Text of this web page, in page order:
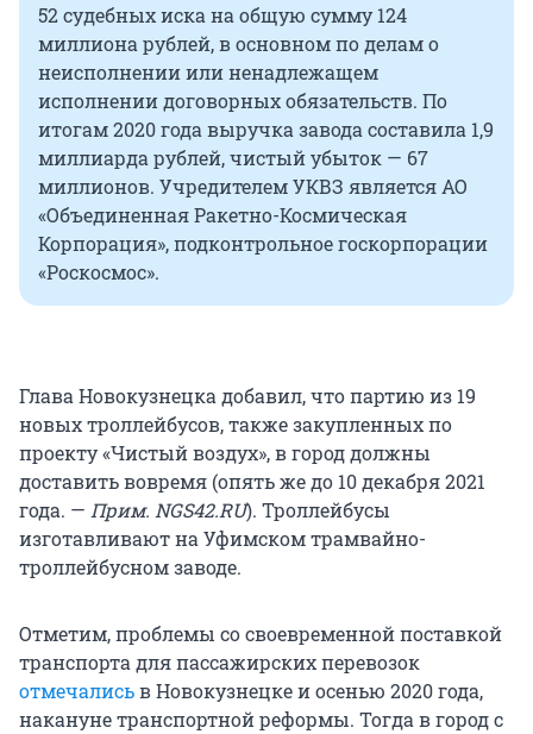
52 судебных иска на общую сумму 124
миллиона рублей, в основном по делам о
неисполнении или ненадлежащем
исполнении договорных обязательств. По
итогам 2020 года выручка завода составила 1,9
миллиарда рублей, чистый убыток — 67
миллионов. Учредителем УКВЗ является АО
«Объединенная Ракетно-Космическая
Корпорация», подконтрольное госкорпорации
«Роскосмос».
Глава Новокузнецка добавил, что партию из 19
новых троллейбусов, также закупленных по
проекту «Чистый воздух», в город должны
доставить вовремя (опять же до 10 декабря 2021
года. — Прим. NGS42.RU). Троллейбусы
изготавливают на Уфимском трамвайно-
троллейбусном заводе.
Отметим, проблемы со своевременной поставкой
транспорта для пассажирских перевозок
отмечалисьв Новокузнецке и осенью 2020 года,
накануне транспортной реформы. Тогда в город с